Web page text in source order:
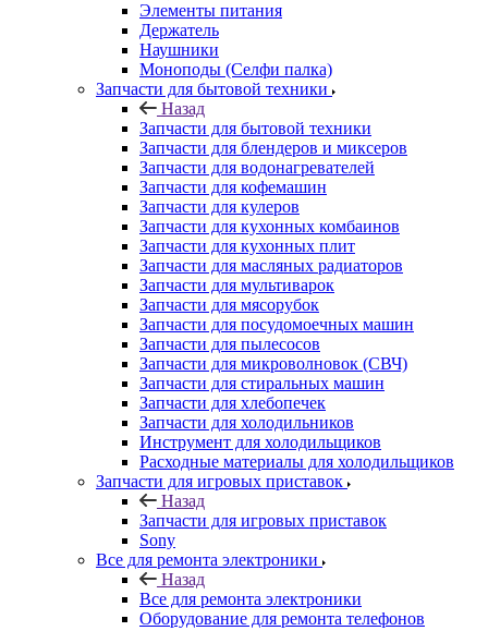
Моноподы (Селфи палка)
Запчасти для бытовой техники
Назад
Запчасти для бытовой техники
Запчасти для блендеров и миксеров
Запчасти для водонагревателей
Запчасти для кофемашин
Запчасти для кулеров
Запчасти для кухонных комбаинов
Запчасти для кухонных плит
Запчасти для масляных радиаторов
Запчасти для мультиварок
Запчасти для мясорубок
Запчасти для посудомоечных машин
Запчасти для пылесосов
Запчасти для микроволновок (СВЧ)
Запчасти для стиральных машин
Запчасти для хлебопечек
Запчасти для холодильников
Инструмент для холодильщиков
Расходные материалы для холодильщиков
Запчасти для игровых приставок
Назад
Запчасти для игровых приставок
Sony
Все для ремонта электроники
Назад
Все для ремонта электроники
Оборудование для ремонта телефонов
Инструменты для ремонта телефонов
Монтажные столы, магнитные коврики
Скальпели, лезвия сменные